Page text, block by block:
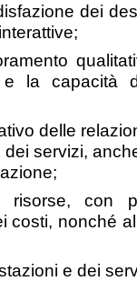
dei
e la capacità
delle
servizi,
risorse, con
costi, nonché
e dei